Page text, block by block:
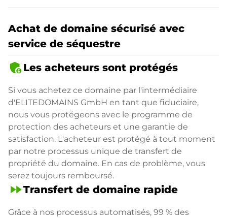
Achat de domaine sécurisé avec
service de séquestre
admin_panel_settingsLes acheteurs sont protégés
Si vous achetez ce domaine par l'intermédiaire
d'ELITEDOMAINS GmbH en tant que fiduciaire,
nous vous protégeons avec le programme de
protection des acheteurs et une garantie de
satisfaction. L'acheteur est protégé à tout moment
par notre processus unique de transfert de
propriété du domaine. En cas de problème, vous
serez toujours remboursé.
fast_forwardTransfert de domaine rapide
Grâce à nos processus automatisés, 99 % des